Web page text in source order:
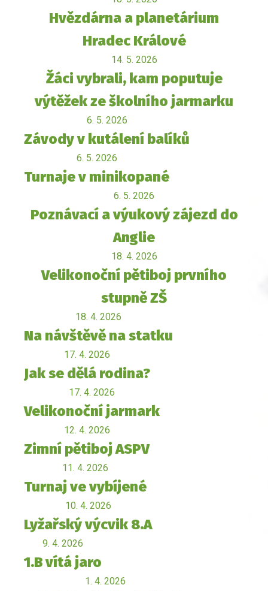
Hvězdárna a planetárium
Hradec Králové
14. 5. 2026
Žáci vybrali, kam poputuje
výtěžek ze školního jarmarku
6. 5. 2026
Závody v kutálení balíků
6. 5. 2026
Turnaje v minikopané
6. 5. 2026
Poznávací a výukový zájezd do
Anglie
18. 4. 2026
Velikonoční pětiboj prvního
stupně ZŠ
18. 4. 2026
Na návštěvě na statku
17. 4. 2026
Jak se dělá rodina?
17. 4. 2026
Velikonoční jarmark
12. 4. 2026
Zimní pětiboj ASPV
11. 4. 2026
Turnaj ve vybíjené
10. 4. 2026
Lyžařský výcvik 8.A
9. 4. 2026
1.B vítá jaro
1. 4. 2026